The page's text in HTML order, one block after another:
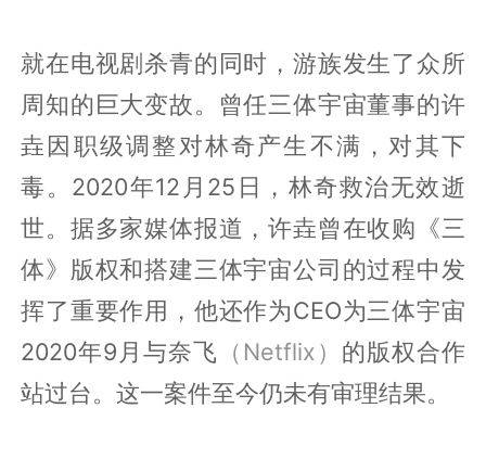
就在电视剧杀青的同时，游族发生了众所
周知的巨大变故。曾任三体宇宙董事的许
垚因职级调整对林奇产生不满，对其下
毒。2020年12月25日，林奇救治无效逝
世。据多家媒体报道，许垚曾在收购《三
体》版权和搭建三体宇宙公司的过程中发
挥了重要作用，他还作为CEO为三体宇宙
2020年9月与奈飞 （Netflix） 的版权合作
站过台。这一案件至今仍未有审理结果。